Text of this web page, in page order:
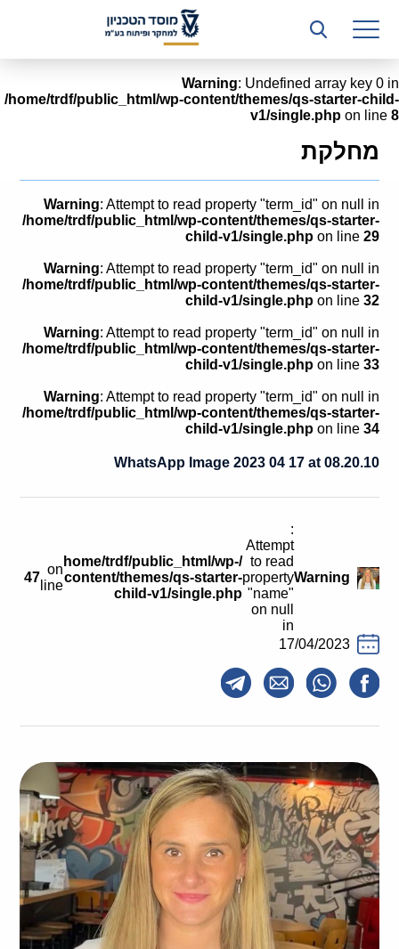
רשות המחקר
היחידה העסקית (T3)
קשרי תעשייה
ביה”ס ללימודי המשך
המכון הישראלי לטכנולוגיות ייצור חומרים
משאבי אנוש
כספים וכלכלה
המחלקה המשפטית
מחלקת תפעול
קולות קוראים
English
Warning: Undefined array key 0 in
/home/trdf/public_html/wp-content/themes/qs-starter-child-
v1/single.php on line 8
מחלקת
Warning: Attempt to read property "term_id" on null in
/home/trdf/public_html/wp-content/themes/qs-starter-
child-v1/single.phpon line 29
Warning: Attempt to read property "term_id" on null in
/home/trdf/public_html/wp-content/themes/qs-starter-
child-v1/single.phpon line 32
Warning: Attempt to read property "term_id" on null in
/home/trdf/public_html/wp-content/themes/qs-starter-
child-v1/single.phpon line 33
Warning: Attempt to read property "term_id" on null in
/home/trdf/public_html/wp-content/themes/qs-starter-
child-v1/single.phpon line 34
WhatsApp Image 2023 04 17 at 08.20.10
Warning
:
Attempt
to read
property
"name"
on null
in
/home/trdf/public_html/wp-
content/themes/qs-starter-
child-v1/single.php
on
line
47
17/04/2023